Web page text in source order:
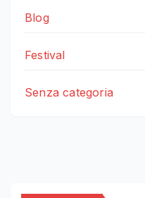
Blog
Festival
Senza categoria